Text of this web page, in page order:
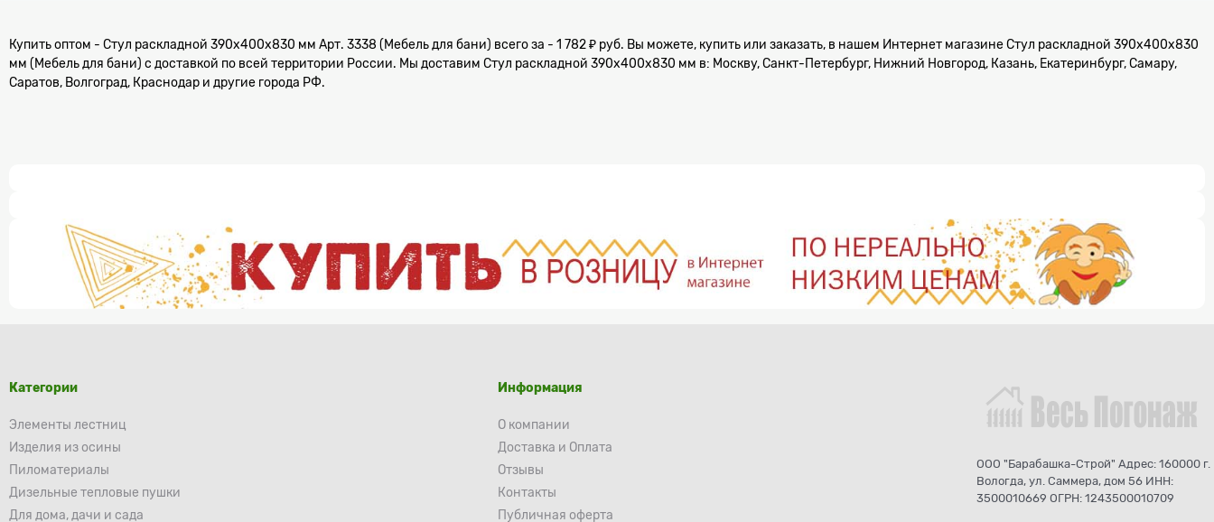
Купить оптом - Стул раскладной 390х400х830 мм Арт. 3338 (Мебель для бани) всего за - 1 782 ₽ руб. Вы можете, купить или заказать, в нашем Интернет магазине Стул раскладной 390х400х830
мм (Мебель для бани) с доставкой по всей территории России. Мы доставим Стул раскладной 390х400х830 мм в: Москву, Санкт-Петербург, Нижний Новгород, Казань, Екатеринбург, Самару,
Саратов, Волгоград, Краснодар и другие города РФ.
Категории
Элементы лестниц
Изделия из осины
Пиломатериалы
Дизельные тепловые пушки
Для дома, дачи и сада
Информация
О компании
Доставка и Оплата
Отзывы
Контакты
Публичная оферта
ООО "Барабашка-Строй" Адрес: 160000 г.
Вологда, ул. Саммера, дом 56 ИНН:
3500010669 ОГРН: 1243500010709